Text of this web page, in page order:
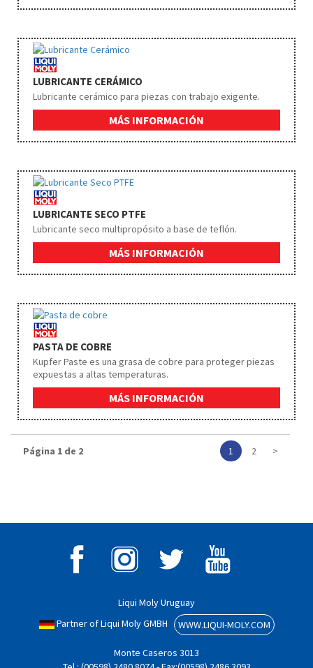
LUBRICANTE CERÁMICO
Lubricante cerámico para piezas con trabajo exigente.
MÁS INFORMACIÓN
LUBRICANTE SECO PTFE
Lubricante seco multipropósito a base de teflón.
MÁS INFORMACIÓN
PASTA DE COBRE
Kupfer Paste es una grasa de cobre para proteger piezas
expuestas a altas temperaturas.
MÁS INFORMACIÓN
Página 1 de 2 1 2 >
Liqui Moly Uruguay
Partner of Liqui Moly GMBH
WWW.LIQUI-MOLY.COM
Monte Caseros 3013